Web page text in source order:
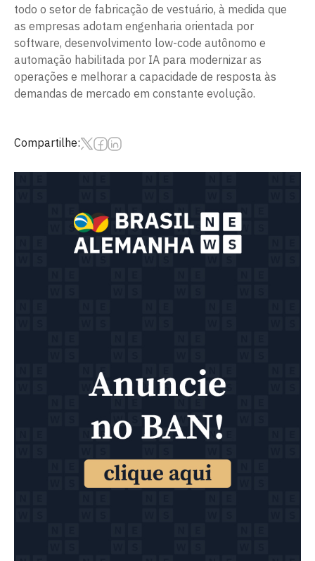
todo o setor de fabricação de vestuário, à medida que
as empresas adotam engenharia orientada por
software, desenvolvimento low-code autônomo e
automação habilitada por IA para modernizar as
operações e melhorar a capacidade de resposta às
demandas de mercado em constante evolução.
Compartilhe: